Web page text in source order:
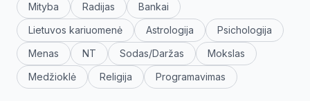
Mityba
Radijas
Bankai
Lietuvos kariuomenė
Astrologija
Psichologija
Menas
NT Sodas/Daržas
Mokslas
Medžioklė
Religija Programavimas